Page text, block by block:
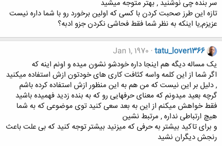
سر بنده چی نوشنید , بهتر متوجه میشید
تازه این طرز صحبت کردن با کسی که اولین برخورد رو با شما داره نیست
عزیزم,یا اینکه به نظر شما فقط فحاشی نکردن جزو ادبه؟
tatu_lover1366
Jan 1, 1970
یک مساله دیگه هم اینجا داره خودشو نشون میده و اونم اینه که
اگر شما از این کلمه واسه کثافت کاری های خودتون ازش استفاده میکنید
, دلیل بر این نیست که من هم به این منظور ازش استفاده کرده باشم
گرچه بعید میدونم که معنای حرفهایی رو که به بنده زدید فهمیده باشید
فقط خواهش میکنم از این به بعد سعی کنید توی موضوعی که به شما
هیچ ارتباطی نداره , مرتبط نشین
و برای تاکید بیشتر به حرفی که میزنید بیشتر توجه کنید که بی علت باعث
رنجش دیگران نشید